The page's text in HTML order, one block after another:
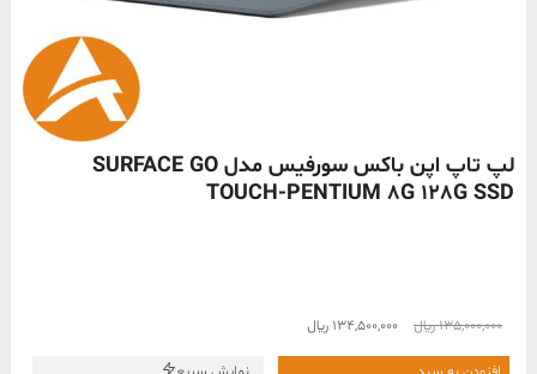
ناموجود
لپ تاپ اپن باکس سورفیس مدل SURFACE GO
TOUCH-PENTIUM 8G 128G SSD
135,000,000﷼
قیمت
134,500,000 ﷼قیمت
134,500,000 ﷼